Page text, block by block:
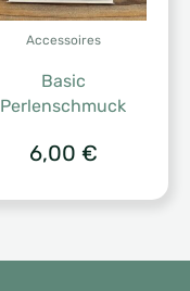
Accessoires
Basic
Perlenschmuck
6,00 €